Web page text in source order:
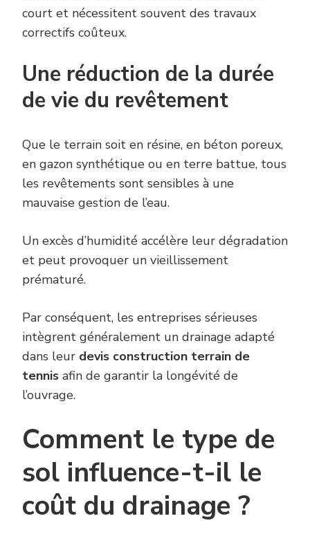
court et nécessitent souvent des travaux
correctifs coûteux.
Une réduction de la durée
de vie du revêtement
Que le terrain soit en résine, en béton poreux,
en gazon synthétique ou en terre battue, tous
les revêtements sont sensibles à une
mauvaise gestion de l’eau.
Un excès d’humidité accélère leur dégradation
et peut provoquer un vieillissement
prématuré.
Par conséquent, les entreprises sérieuses
intègrent généralement un drainage adapté
dans leur devis construction terrain de
tennis afin de garantir la longévité de
l’ouvrage.
Comment le type de
sol influence-t-il le
coût du drainage ?